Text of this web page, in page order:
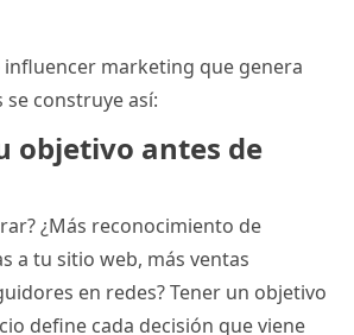
influencer marketing que genera
construye así:
objetivo antes de
¿Más reconocimiento de
a tu sitio web, más ventas
en redes? Tener un objetivo
define cada decisión que viene